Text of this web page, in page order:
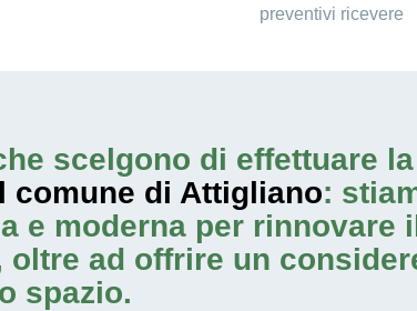
preventivi ricevere
scelgono di effettuare la
comune di Attigliano:
e moderna per rinnovare
ad offrire un
spazio.